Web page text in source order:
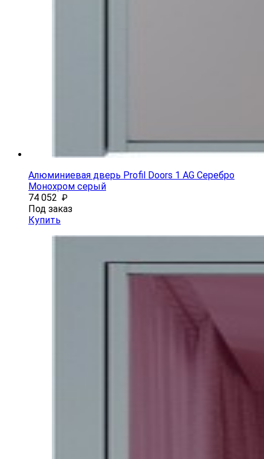
Алюминиевая дверь Profil Doors 1 AG Серебро
Монохром серый
74 052 ₽
Под заказ
Купить